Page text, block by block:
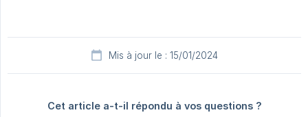
Mis à jour le : 15/01/2024
Cet article a-t-il répondu à vos questions ?